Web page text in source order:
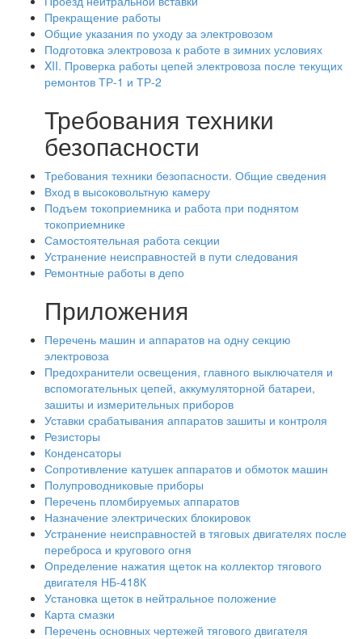
Прекращение работы
Общие указания по уходу за электровозом
Подготовка электровоза к работе в зимних условиях
XII. Проверка работы цепей электровоза после текущих
ремонтов ТР-1 и ТР-2
Требования техники
безопасности
Требования техники безопасности. Общие сведения
Вход в высоковольтную камеру
Подъем токоприемника и работа при поднятом
токоприемнике
Самостоятельная работа секции
Устранение неисправностей в пути следования
Ремонтные работы в депо
Приложения
Перечень машин и аппаратов на одну секцию
электровоза
Предохранители освещения, главного выключателя и
вспомогательных цепей, аккумуляторной батареи,
зашиты и измерительных приборов
Уставки срабатывания аппаратов зашиты и контроля
Резисторы
Конденсаторы
Сопротивление катушек аппаратов и обмоток машин
Полупроводниковые приборы
Перечень пломбируемых аппаратов
Назначение электрических блокировок
Устранение неисправностей в тяговых двигателях после
переброса и кругового огня
Определение нажатия щеток на коллектор тягового
двигателя НБ-418К
Установка щеток в нейтральное положение
Карта смазки
Перечень основных чертежей тягового двигателя